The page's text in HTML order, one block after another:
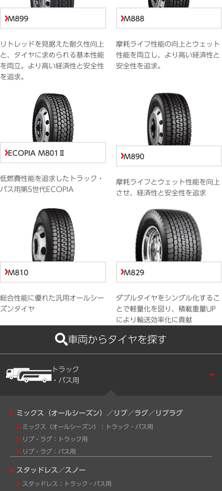
M899
リトレッドを見据えた耐久性向上
と、タイヤに求められる基本性能
を両立。より高い経済性と安全性
を追求。
M888
摩耗ライフ性能の向上とウェット
性能を両立し、より高い経済性と
安全性を追求。
ECOPIA M801Ⅱ
低燃費性能を追求したトラック・
バス用第5世代ECOPIA
M890
摩耗ライフとウェット性能を向上
させ、経済性と安全性を追求
M810
総合性能に優れた汎用オールシー
ズンタイヤ
M829
ダブルタイヤをシングル化するこ
とで軽量化を図り、積載重量UP
により輸送効率化に貢献
車両からタイヤを探す
トラック
・バス用
ミックス（オールシーズン）／リブ／ラグ／リブラグ
ミックス（オールシーズン）：トラック・バス用
リブ・ラグ：トラック用
リブ・ラグ：バス用
スタッドレス／スノー
スタッドレス：トラック・バス用